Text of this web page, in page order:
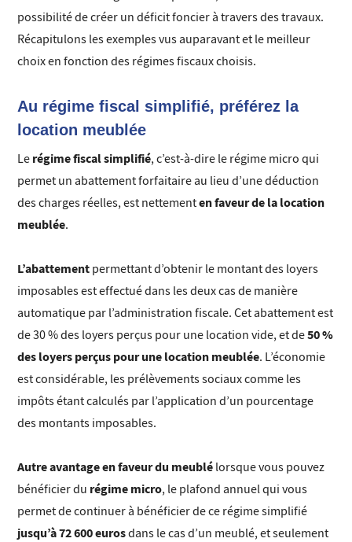
possibilité de créer un déficit foncier à travers des travaux.
Récapitulons les exemples vus auparavant et le meilleur
choix en fonction des régimes fiscaux choisis.
Au régime fiscal simplifié, préférez la
location meublée
Le régime fiscal simplifié, c’est-à-dire le régime micro qui
permet un abattement forfaitaire au lieu d’une déduction
des charges réelles, est nettementen faveur de la location
meublée.
L’abattement permettant d’obtenir le montant des loyers
imposables est effectué dans les deux cas de manière
automatique par l’administration fiscale. Cet abattement est
de 30 % des loyers perçus pour une location vide, et de50 %
des loyers perçus pour une location meublée. L’économie
est considérable, les prélèvements sociaux comme les
impôts étant calculés par l’application d’un pourcentage
des montants imposables.
Autre avantage en faveur du meublé lorsque vous pouvez
bénéficier du régime micro, le plafond annuel qui vous
permet de continuer à bénéficier de ce régime simplifié
jusqu’à 72 600 eurosdans le cas d’un meublé, et seulement